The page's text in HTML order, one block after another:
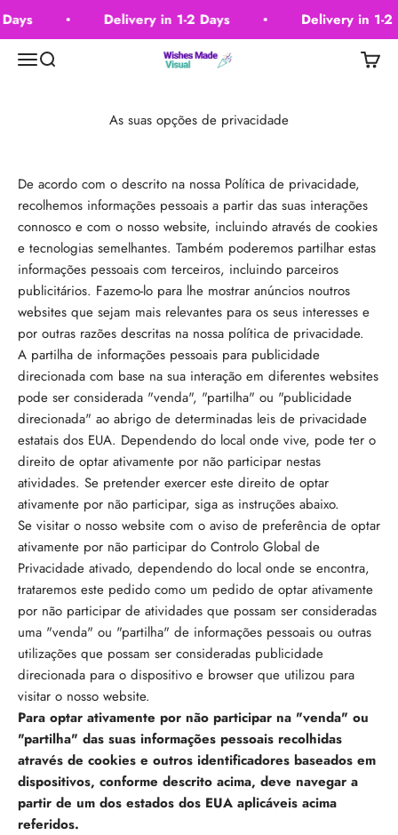
Skip to content Delivery in 1-2 Days Delivery in 1-2
MenuSearch Wishes Made Visual Cart
As suas opções de privacidade
De acordo com o descrito na nossa Política de privacidade,
recolhemos informações pessoais a partir das suas interações
connosco e com o nosso website, incluindo através de cookies
e tecnologias semelhantes. Também poderemos partilhar estas
informações pessoais com terceiros, incluindo parceiros
publicitários. Fazemo-lo para lhe mostrar anúncios noutros
websites que sejam mais relevantes para os seus interesses e
por outras razões descritas na nossa política de privacidade.
A partilha de informações pessoais para publicidade
direcionada com base na sua interação em diferentes websites
pode ser considerada "venda", "partilha" ou "publicidade
direcionada" ao abrigo de determinadas leis de privacidade
estatais dos EUA. Dependendo do local onde vive, pode ter o
direito de optar ativamente por não participar nestas
atividades. Se pretender exercer este direito de optar
ativamente por não participar, siga as instruções abaixo.
Se visitar o nosso website com o aviso de preferência de optar
ativamente por não participar do Controlo Global de
Privacidade ativado, dependendo do local onde se encontra,
trataremos este pedido como um pedido de optar ativamente
por não participar de atividades que possam ser consideradas
uma "venda" ou "partilha" de informações pessoais ou outras
utilizações que possam ser consideradas publicidade
direcionada para o dispositivo e browser que utilizou para
visitar o nosso website.
Para optar ativamente por não participar na "venda" ou
"partilha" das suas informações pessoais recolhidas
através de cookies e outros identificadores baseados em
dispositivos, conforme descrito acima, deve navegar a
partir de um dos estados dos EUA aplicáveis acima
referidos.